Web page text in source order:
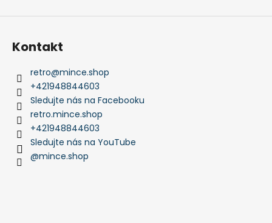
Kontakt
retro@mince.shop
+421948844603
Sledujte nás na Facebooku
retro.mince.shop
+421948844603
Sledujte nás na YouTube
@mince.shop